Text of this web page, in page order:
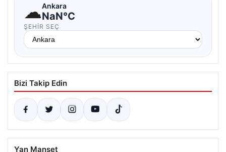
☁Ankara
NaN°C
ŞEHIR SEÇ
Bizi Takip Edin
Yan Manşet